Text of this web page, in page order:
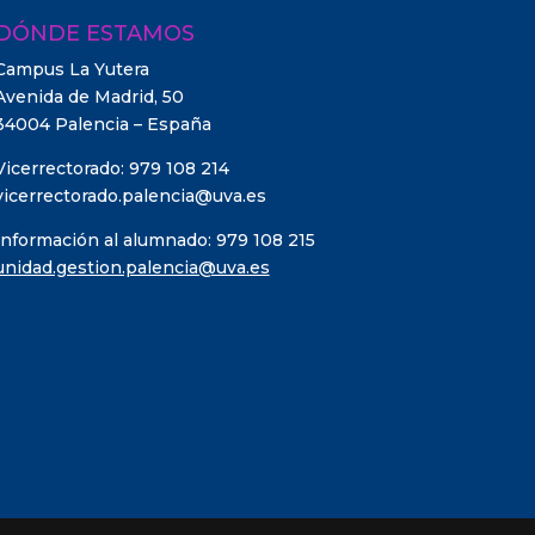
ESTAMOS
La Yutera
de Madrid, 50
Palencia – España
979 108 214
al alumnado: 979 108 215